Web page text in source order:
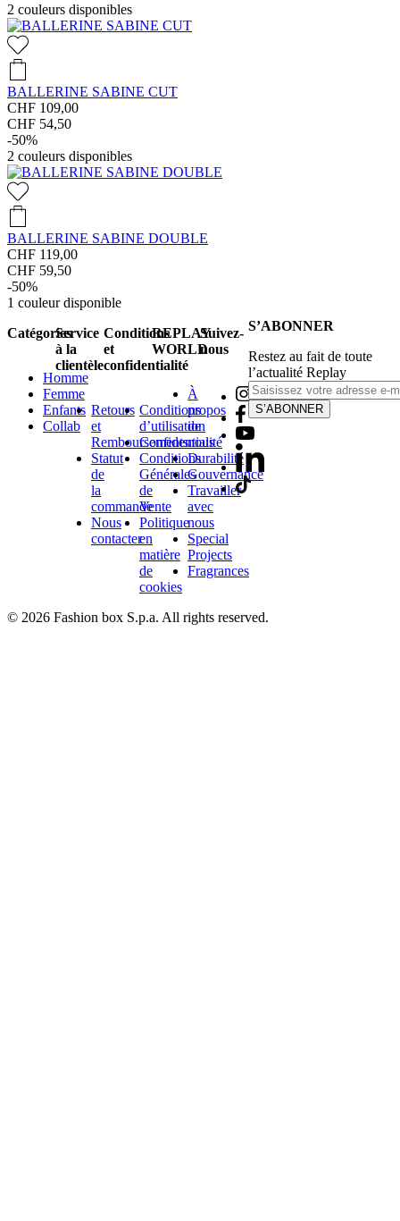
2 couleurs disponibles
BALLERINE SABINE CUT
CHF 109,00
CHF 54,50
-50%
2 couleurs disponibles
BALLERINE SABINE DOUBLE
CHF 119,00
CHF 59,50
-50%
1 couleur disponible
Catégories
Homme
Femme
Enfants
Collab
Service
à la
clientèle
Retours
et
Remboursements
Statut
de
la
commande
Nous
contacter
Conditions
et
confidentialité
Conditions
d’utilisation
Confidentialité
Conditions
Générales
de
Vente
Politique
en
matière
de
cookies
REPLAY
WORLD
À
propos
de
nous
Durabilité
Gouvernance
Travailler
avec
nous
Special
Projects
Fragrances
Suivez-
nous
S’ABONNER
Restez au fait de toute
l’actualité Replay
S’ABONNER
© 2026 Fashion box S.p.a. All rights reserved.